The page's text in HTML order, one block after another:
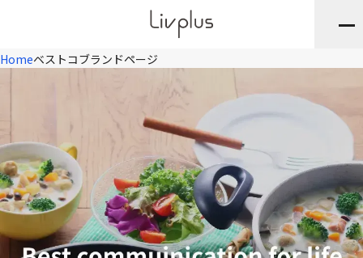
Homeベストコブランドページ